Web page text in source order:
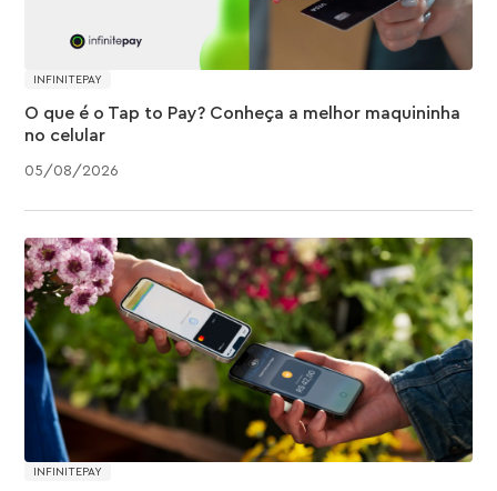
INFINITEPAY
05/08/2026
O que é o Tap to Pay? Conheça a melhor maquininha
no celular
INFINITEPAY